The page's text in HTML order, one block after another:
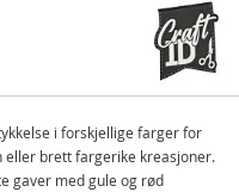
i forskjellige farger for
eller brett fargerike kreasjoner.
gaver med gule og rød